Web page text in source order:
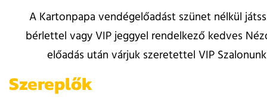
A Kartonpapa vendégelőadást szünet nélkül
bérlettel vagy VIP jeggyel rendelkező kedves
előadás után várjuk szeretettel VIP
Szereplők